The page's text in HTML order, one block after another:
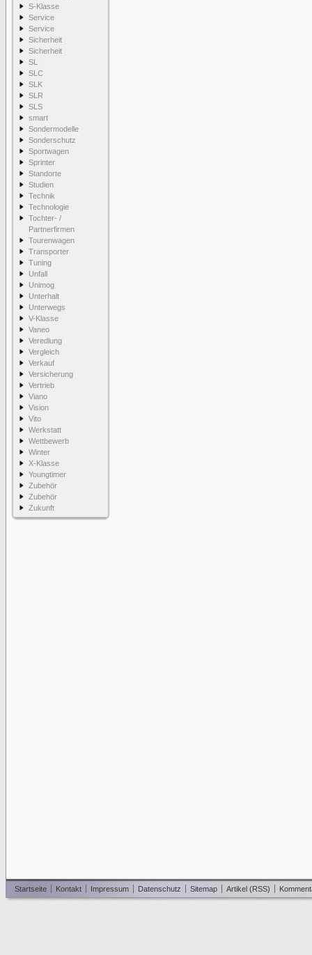
S-Klasse
Service
Service
Sicherheit
Sicherheit
SL
SLC
SLK
SLR
SLS
smart
Sondermodelle
Sonderschutz
Sportwagen
Sprinter
Standorte
Studien
Technik
Technologie
Tochter- /
Partnerfirmen
Tourenwagen
Transporter
Tuning
Unfall
Unimog
Unterhalt
Unterwegs
V-Klasse
Vaneo
Veredlung
Vergleich
Verkauf
Versicherung
Vertrieb
Viano
Vision
Vito
Werkstatt
Wettbewerb
Winter
X-Klasse
Youngtimer
Zubehör
Zubehör
Zukunft
Startseite Kontakt Impressum Datenschutz Sitemap Artikel (RSS)